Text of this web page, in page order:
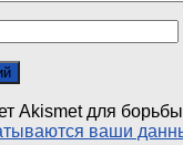
Akismet для
ваши